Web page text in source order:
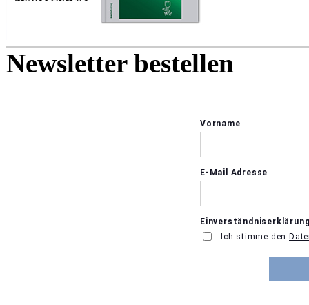
Newsletter bestellen